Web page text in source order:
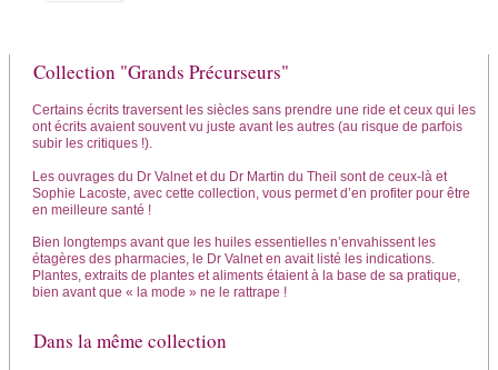
Collection "Grands Précurseurs"
Certains écrits traversent les siècles sans prendre une ride et ceux qui les
ont écrits avaient souvent vu juste avant les autres (au risque de parfois
subir les critiques !).
Les ouvrages du Dr Valnet et du Dr Martin du Theil sont de ceux-là et
Sophie Lacoste, avec cette collection, vous permet d’en profiter pour être
en meilleure santé !
Bien longtemps avant que les huiles essentielles n’envahissent les
étagères des pharmacies, le Dr Valnet en avait listé les indications.
Plantes, extraits de plantes et aliments étaient à la base de sa pratique,
bien avant que « la mode » ne le rattrape !
Dans la même collection